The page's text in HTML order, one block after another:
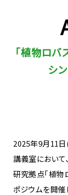
｢植物ロバ
シ
2025年9月11
講義室において
研究拠点｢植物
ポジウムを開催